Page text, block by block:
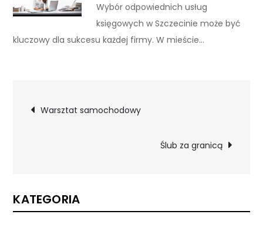
Wybór odpowiednich usług
księgowych w Szczecinie może być
kluczowy dla sukcesu każdej firmy. W mieście…
Nawigacja
Warsztat samochodowy
Ślub za granicą
KATEGORIA